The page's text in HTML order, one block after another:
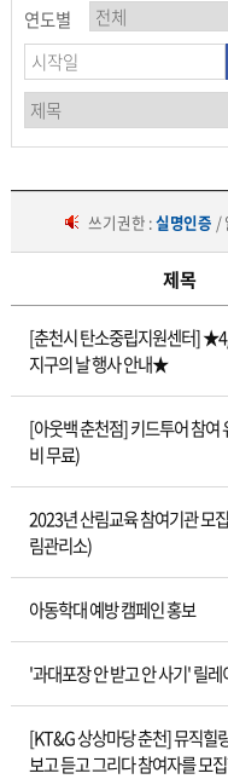
연도별
쓰기권한 :실명인증 /
내
제목
[춘천시 탄소중립지원센터]
지구의 날 행사 안내★
[아웃백 춘천점] 키드투어 참여
비 무료)
2023년 산림교육 참여기관 모
림관리소)
아동학대 예방 캠페인 홍보
'과대포장 안 받고 안 사기' 릴
[KT&G 상상마당 춘천] 뮤직힐
보고 듣고 그리다 참여자를 모